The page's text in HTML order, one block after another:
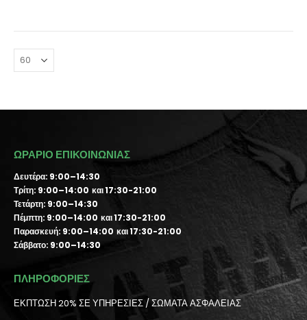
ΩΡΑΡΙΟ ΕΠΙΚΟΙΝΩΝΙΑΣ
Δευτέρα: 9:00–14:30
Τρίτη: 9:00–14:00 και 17:30-21:00
Τετάρτη: 9:00–14:30
Πέμπτη: 9:00–14:00 και 17:30-21:00
Παρασκευή: 9:00–14:00 και 17:30-21:00
Σάββατο: 9:00–14:30
ΠΛΗΡΟΦΟΡΙΕΣ
ΕΚΠΤΩΣΗ 20% ΣΕ ΥΠΗΡΕΣΙΕΣ / ΣΩΜΑΤΑ ΑΣΦΑΛΕΙΑΣ